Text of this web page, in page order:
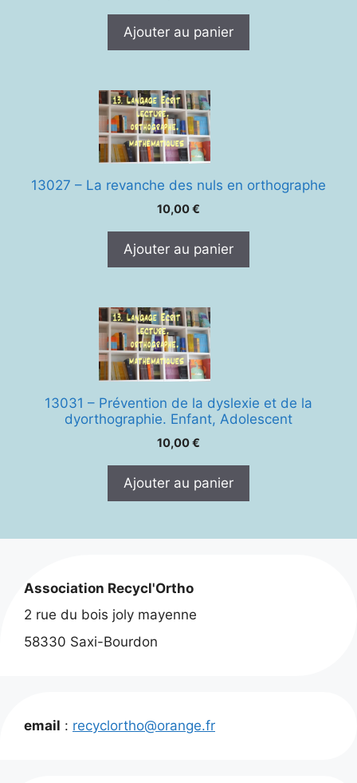
Ajouter au panier
13027 – La revanche des nuls en orthographe
10,00€
Ajouter au panier
13031 – Prévention de la dyslexie et de la
dyorthographie. Enfant, Adolescent
10,00€
Ajouter au panier
Association Recycl'Ortho
2 rue du bois joly mayenne
58330 Saxi-Bourdon
email : recyclortho@orange.fr